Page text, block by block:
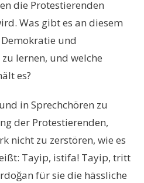
die Protestierenden
Was gibt es an diesem
und
lernen, und welche
es?
in Sprechchören zu
der Protestierenden,
nicht zu zerstören, wie es
Tayip, istifa! Tayip, tritt
für sie die hässliche